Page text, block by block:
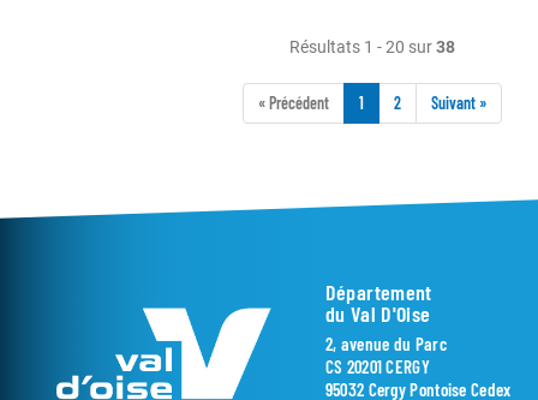
Résultats 1 - 20 sur38
« Précédent 1 2 Suivant »
Département
du Val D'Oise
2, avenue du Parc
CS 20201 CERGY
95032 Cergy Pontoise Cedex